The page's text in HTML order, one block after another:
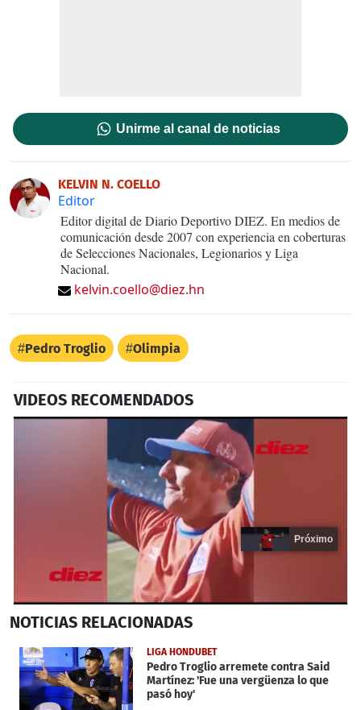
Unirme al canal de noticias
KELVIN N. COELLO
Editor
Editor digital de Diario Deportivo DIEZ. En medios de
comunicación desde 2007 con experiencia en coberturas
de Selecciones Nacionales, Legionarios y Liga
Nacional.
kelvin.coello@diez.hn
Pedro Troglio Olimpia
VIDEOS RECOMENDADOS
seconds
16
seconds
Próximo
NOTICIAS RELACIONADAS
LIGA HONDUBET
Pedro Troglio arremete contra Said
Martínez: 'Fue una vergüenza lo que
pasó hoy'